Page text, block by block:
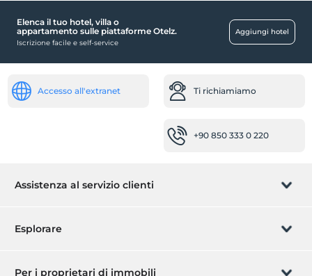
Elenca il tuo hotel, villa o
appartamento sulle piattaforme Otelz.
Iscrizione facile e self-service
Aggiungi hotel
Accesso all'extranet Ti richiamiamo
+90 850 333 0 220
Assistenza al servizio clienti
Gestisci la prenotazione
Esplorare
Carta regalo
Per i proprietari di immobili